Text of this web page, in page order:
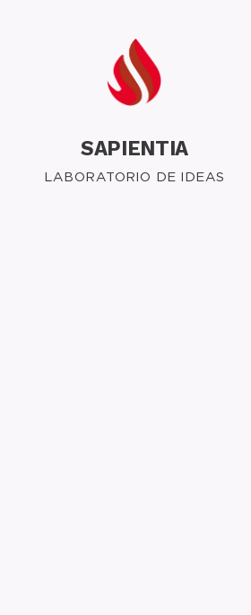
SAPIENTIA
LABORATORIO DE IDEAS